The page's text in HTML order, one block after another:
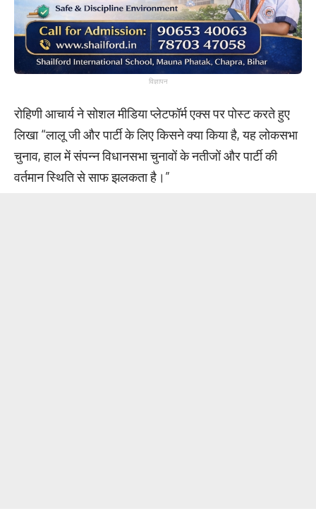
विज्ञापन
रोहिणी आचार्य ने सोशल मीडिया प्लेटफॉर्म एक्स पर पोस्ट करते हुए
लिखा “लालू जी और पार्टी के लिए किसने क्या किया है, यह लोकसभा
चुनाव, हाल में संपन्न विधानसभा चुनावों के नतीजों और पार्टी की
वर्तमान स्थिति से साफ झलकता है।”